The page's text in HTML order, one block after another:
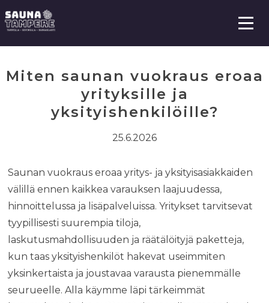
r
a
k
k
Miten saunan vuokraus eroaa
yrityksille ja
yksityishenkilöille?
25.6.2026
Saunan vuokraus eroaa yritys- ja yksityisasiakkaiden
välillä ennen kaikkea varauksen laajuudessa,
hinnoittelussa ja lisäpalveluissa. Yritykset tarvitsevat
tyypillisesti suurempia tiloja,
laskutusmahdollisuuden ja räätälöityjä paketteja,
kun taas yksityishenkilöt hakevat useimmiten
yksinkertaista ja joustavaa varausta pienemmälle
seurueelle. Alla käymme läpi tärkeimmät